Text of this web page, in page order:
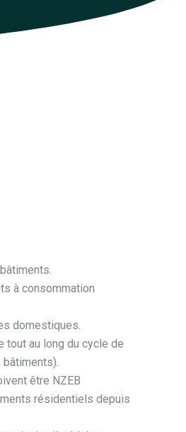
à consommation
domestiques.
tout au long du cycle de
être NZEB
résidentiels depuis